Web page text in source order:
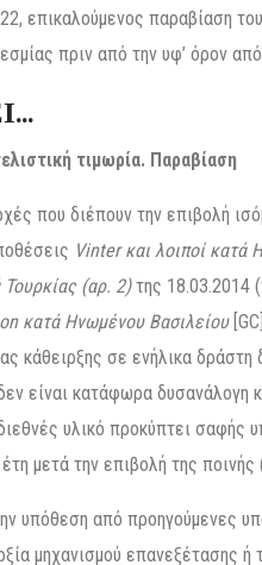
επικαλούμενος παραβίαση
πριν από την υφ’ όρον
τιμωρία. Παραβίαση
που διέπουν την επιβολή
Vinter και λοιποί κατά
(αρ. 2)της 18.03.2014
κατά Ηνωμένου Βασιλείου
κάθειρξης σε ενήλικα δράστη
είναι κατάφωρα δυσανάλογη
υλικό προκύπτει σαφής
μετά την επιβολή της ποινής
υπόθεση από προηγούμενες
μηχανισμού επανεξέτασης ή